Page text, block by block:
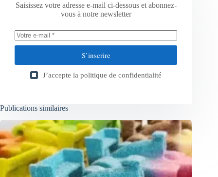
Saisissez votre adresse e-mail ci-dessous et abonnez-
vous à notre newsletter
S’inscrire
J’accepte la politique de confidentialité
Publications similaires